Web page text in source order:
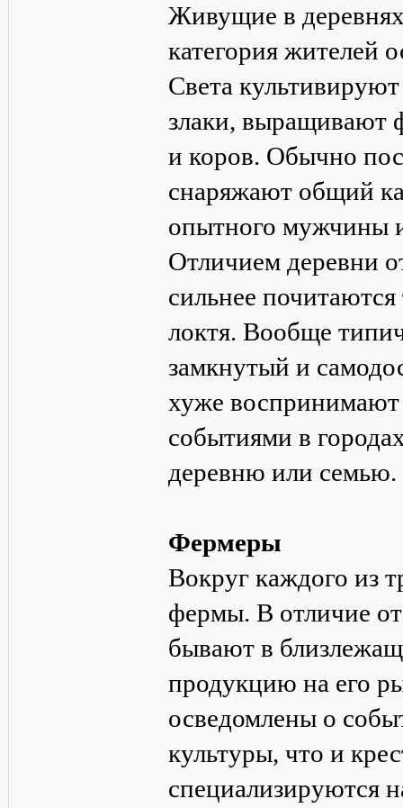
Живущие в деревнях
категория жителей
Света
злаки, выращивают
и коров. Обычно
снаряжают общий
опытного мужчины
Отличием деревни
сильнее
локтя. Вообще
замкнутый и
хуже
событиями в
деревню или семью.
Фермеры
Вокруг каждого из
фермы. В отличие
бывают в
продукцию на его
осведомлены о
культуры, что и
специализируются